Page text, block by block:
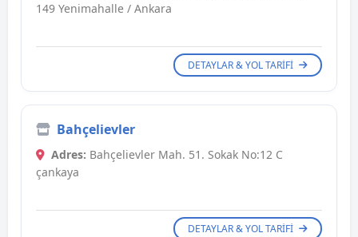
149 Yenimahalle / Ankara
DETAYLAR & YOL TARIFI
Bahçelievler
Adres: Bahçelievler Mah. 51. Sokak No:12 C
çankaya
DETAYLAR & YOL TARIFI